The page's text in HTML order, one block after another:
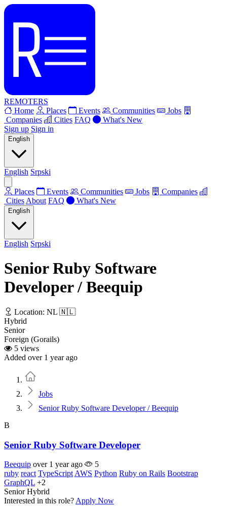
REMOTERS
Home
Places Events Communities
Jobs
Companies
Cities FAQ
What's New
Sign up Sign in
English
English Srpski
Places Events Communities Jobs
Companies
Cities About FAQ What's New
English
English Srpski
Senior Ruby Software
Developer / Beequip
Location: NL 🇳🇱
Hybrid
Senior
Foreign (Gorails)
5 views
Added over 1 year ago
Jobs
Senior Ruby Software Developer / Beequip
B
Senior Ruby Software Developer
Beequip over 1 year ago
5
ruby react TypeScript AWS Python Ruby on Rails Bootstrap
GraphQL +2
Senior Hybrid
Interested in this role? Apply Now